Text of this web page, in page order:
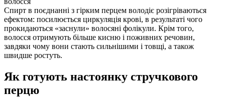
Спирт в поєднанні з гірким перцем володіє розігріваються
ефектом: посилюється циркуляція крові, в результаті чого
прокидаються «заснули» волосяні фолікули. Крім того,
волосся отримують більше кисню і поживних речовин,
завдяки чому вони стають сильнішими і товщі, а також
швидше ростуть.
Як готують настоянку стручкового
перцю